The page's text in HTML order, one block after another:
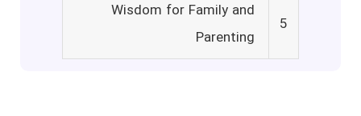
5
Wisdom for Family and
Parenting